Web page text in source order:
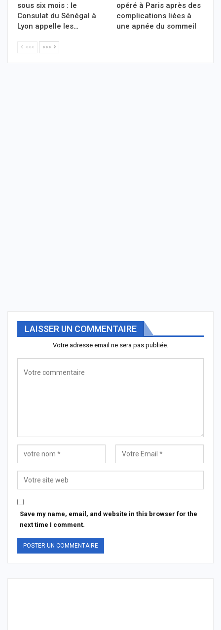
sous six mois : le
Consulat du Sénégal à
Lyon appelle les…
opéré à Paris après des
complications liées à
une apnée du sommeil
<<< >>>
LAISSER UN COMMENTAIRE
Votre adresse email ne sera pas publiée.
Save my name, email, and website in this browser for the
next time I comment.